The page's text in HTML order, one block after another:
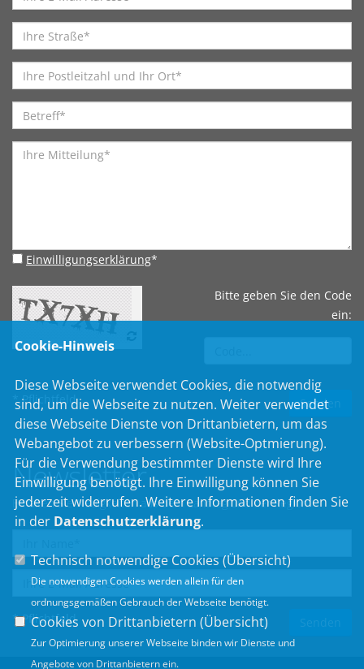
Einwilligungserklärung*
Bitte geben Sie den Code
ein:
* Pflichtfeld
Newsletter
Erhalten Sie Neuigkeiten aus dem Landtag und der Region.
* Pflichtfeld
Cookie-Hinweis
Diese Webseite verwendet Cookies, die notwendig
sind, um die Webseite zu nutzen. Weiter verwendet
diese Webseite Dienste von Drittanbietern, um das
Webangebot zu verbessern (Website-Optmierung).
Für die Verwendung bestimmter Dienste wird Ihre
Einwilligung benötigt. Ihre Einwilligung können Sie
jederzeit widerrufen. Weitere Informationen finden Sie
in der Datenschutzerklärung.
Technisch notwendige Cookies (Übersicht)
Die notwendigen Cookies werden allein für den
ordnungsgemäßen Gebrauch der Webseite benötigt.
Cookies von Drittanbietern (Übersicht)
Zur Optimierung unserer Webseite binden wir Dienste und
Angebote von Drittanbietern ein.